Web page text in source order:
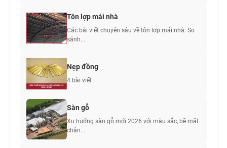
Tôn lợp mái nhà
Các bài viết chuyên sâu về tôn lợp mái nhà: So
sánh...
Nẹp đồng
4 bài viết
Sàn gỗ
Xu hướng sàn gỗ mới 2026 với màu sắc, bề mặt
chân...